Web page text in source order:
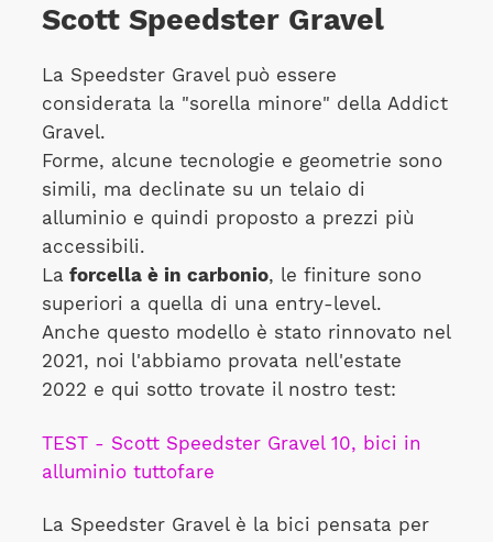
Scott Speedster Gravel
La Speedster Gravel può essere
considerata la "sorella minore" della Addict
Gravel.
Forme, alcune tecnologie e geometrie sono
simili, ma declinate su un telaio di
alluminio e quindi proposto a prezzi più
accessibili.
Laforcella è in carbonio, le finiture sono
superiori a quella di una entry-level.
Anche questo modello è stato rinnovato nel
2021, noi l'abbiamo provata nell'estate
2022 e qui sotto trovate il nostro test:
TEST - Scott Speedster Gravel 10, bici in
alluminio tuttofare
La Speedster Gravel è la bici pensata per